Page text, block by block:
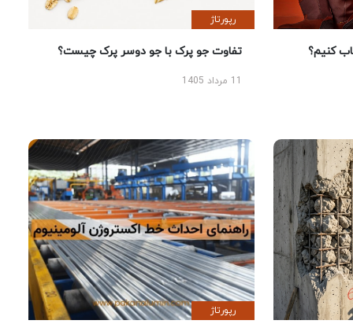
کنیم؟
رپورتاژ
تفاوت جو پرک با جو دوسر پرک چیست؟
رپورتاژ